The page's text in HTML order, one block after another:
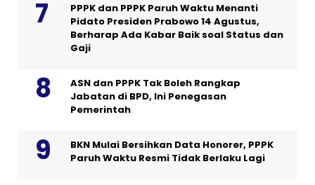
PPPK dan PPPK Paruh Waktu Menanti
Pidato Presiden Prabowo 14 Agustus,
Berharap Ada Kabar Baik soal Status dan
Gaji
ASN dan PPPK Tak Boleh Rangkap
Jabatan di BPD, Ini Penegasan
Pemerintah
BKN Mulai Bersihkan Data Honorer, PPPK
Paruh Waktu Resmi Tidak Berlaku Lagi